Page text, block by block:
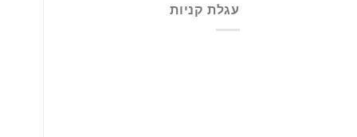
עגלת קניות